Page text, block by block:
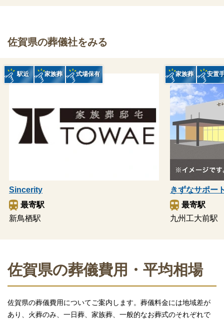
佐賀県の葬儀社をみる
Sincerity
最寄駅
新鳥栖駅
駅近 家族葬 式場保有
きずなサポー
最寄駅
九州工大前駅
家族葬 安置
佐賀県の葬儀費用・平均相場
佐賀県の葬儀費用についてご案内します。葬儀料金には地域差が
あり、火葬のみ、一日葬、家族葬、一般的なお葬式のそれぞれで